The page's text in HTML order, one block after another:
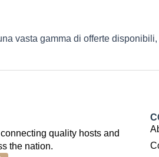
quality hosts and
the nation.